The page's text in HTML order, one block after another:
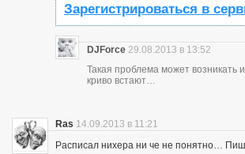
Зарегистрироваться в
DJForce 29.08.2013 в 13:52
Такая проблема может
криво встают…
Ras 14.09.2013 в 11:21
Расписал нихера ни че не понятно…